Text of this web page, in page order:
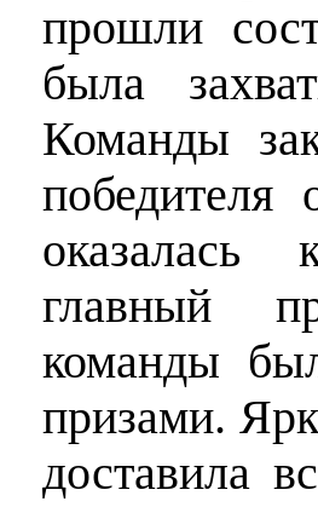
прошли
была
Команды
победителя
оказалась
главный
команды
призами.
доставила